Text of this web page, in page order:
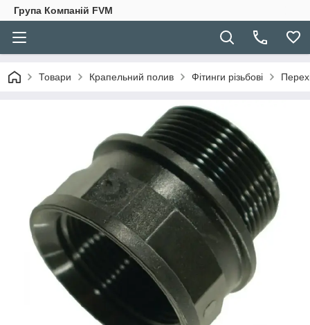
Група Компаній FVM
Товари Крапельний полив Фітинги різьбові